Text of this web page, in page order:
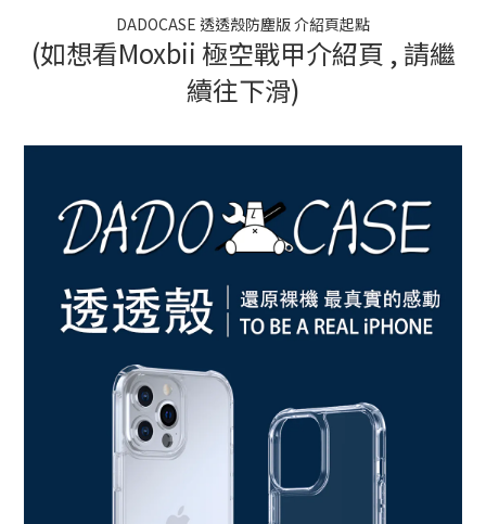
DADOCASE 透透殼防塵版 介紹頁起點
(如想看Moxbii 極空戰甲介紹頁 , 請繼
續往下滑)